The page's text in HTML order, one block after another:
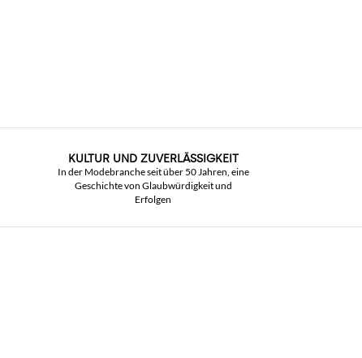
KULTUR UND ZUVERLÄSSIGKEIT
In der Modebranche seit über 50 Jahren, eine
Geschichte von Glaubwürdigkeit und
Erfolgen